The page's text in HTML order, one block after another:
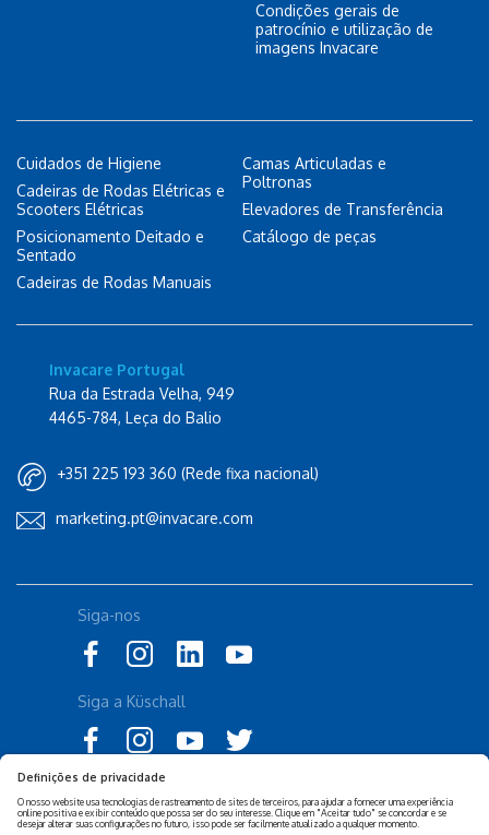
Condições gerais de
patrocínio e utilização de
imagens Invacare
Cuidados de Higiene
Cadeiras de Rodas Elétricas e
Scooters Elétricas
Posicionamento Deitado e
Sentado
Cadeiras de Rodas Manuais
Camas Articuladas e
Poltronas
Elevadores de Transferência
Catálogo de peças
Invacare Portugal
Rua da Estrada Velha, 949
4465-784, Leça do Balio
+351 225 193 360 (Rede fixa nacional)
marketing.pt@invacare.com
Declaração de Acessibilidade Política Legal Invacare
Siga-nos
Siga a Küschall